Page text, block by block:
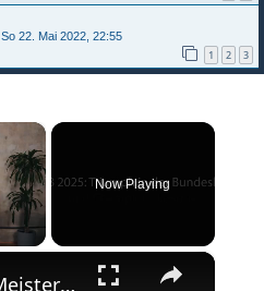
So 22. Mai 2022, 22:55
1 2 3
×
Now Playing
BVB 2025: Meisterschaft und Champions League-Erfolg